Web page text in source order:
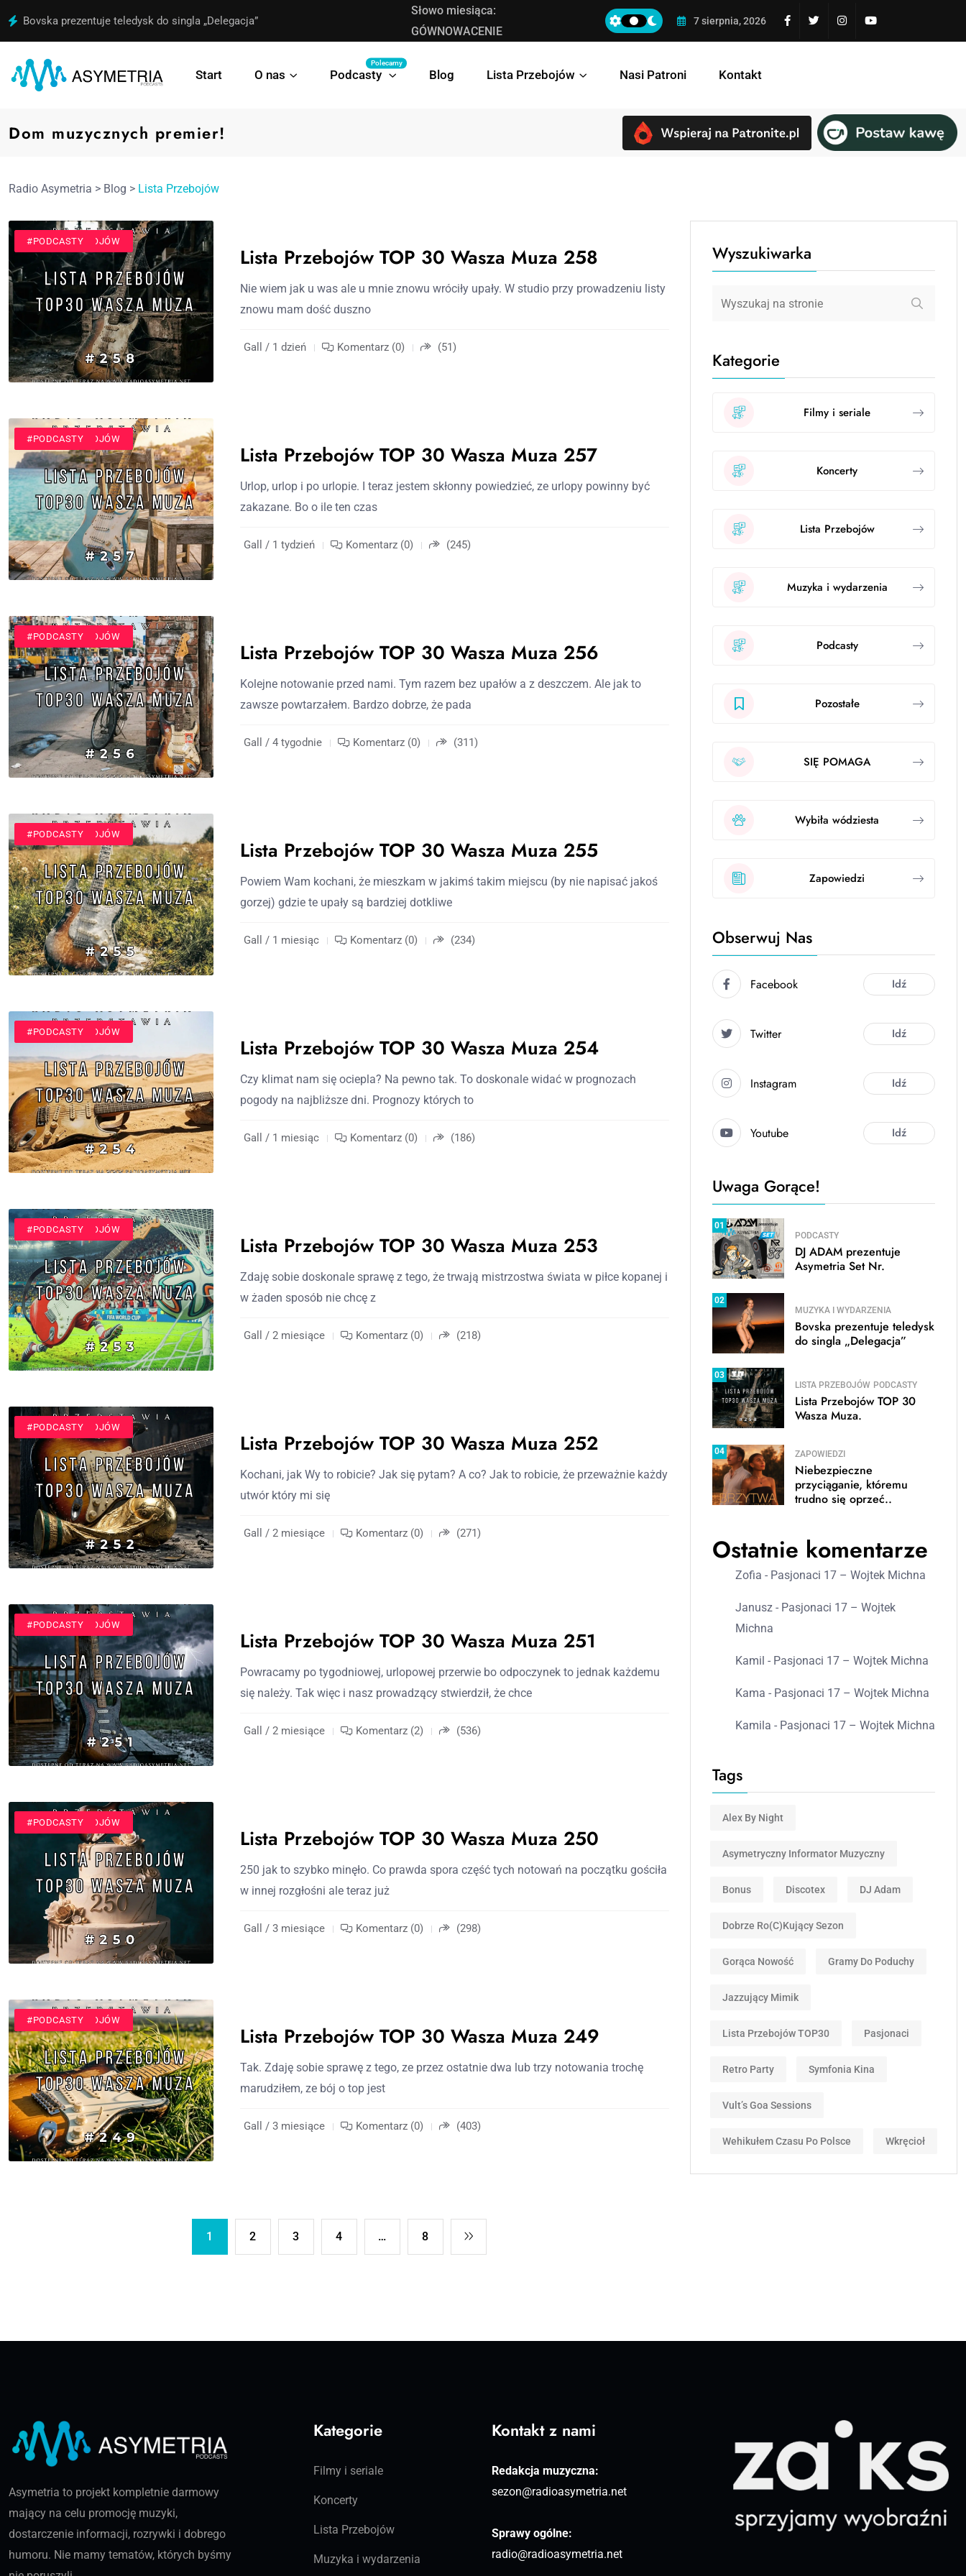
Bovska prezentuje teledysk do singla „Delegacja” Lista Przebojów TOP 30 Wasza Muza 258 Niebezpieczne
Słowo miesiąca:
GÓWNOWACENIE
7 sierpnia, 2026
Start O nas Podcasty
Polecamy
Blog Lista Przebojów Nasi Patroni Kontakt
Dom muzycznych premier!
Radio Asymetria > Blog > Lista Przebojów
#LISTA PRZEBOJÓW
#PODCASTY
Lista Przebojów TOP 30 Wasza Muza 258
Nie wiem jak u was ale u mnie znowu wróciły upały. W studio przy prowadzeniu listy
znowu mam dość duszno
Gall / 1 dzień Komentarz (0) (51)
#LISTA PRZEBOJÓW
#PODCASTY
Lista Przebojów TOP 30 Wasza Muza 257
Urlop, urlop i po urlopie. I teraz jestem skłonny powiedzieć, ze urlopy powinny być
zakazane. Bo o ile ten czas
Gall / 1 tydzień Komentarz (0) (245)
#LISTA PRZEBOJÓW
#PODCASTY
Lista Przebojów TOP 30 Wasza Muza 256
Kolejne notowanie przed nami. Tym razem bez upałów a z deszczem. Ale jak to
zawsze powtarzałem. Bardzo dobrze, że pada
Gall / 4 tygodnie Komentarz (0) (311)
#LISTA PRZEBOJÓW
#PODCASTY
Lista Przebojów TOP 30 Wasza Muza 255
Powiem Wam kochani, że mieszkam w jakimś takim miejscu (by nie napisać jakoś
gorzej) gdzie te upały są bardziej dotkliwe
Gall / 1 miesiąc Komentarz (0) (234)
#LISTA PRZEBOJÓW
#PODCASTY
Lista Przebojów TOP 30 Wasza Muza 254
Czy klimat nam się ociepla? Na pewno tak. To doskonale widać w prognozach
pogody na najbliższe dni. Prognozy których to
Gall / 1 miesiąc Komentarz (0) (186)
#LISTA PRZEBOJÓW
#PODCASTY
Lista Przebojów TOP 30 Wasza Muza 253
Zdaję sobie doskonale sprawę z tego, że trwają mistrzostwa świata w piłce kopanej i
w żaden sposób nie chcę z
Gall / 2 miesiące Komentarz (0) (218)
#LISTA PRZEBOJÓW
#PODCASTY
Lista Przebojów TOP 30 Wasza Muza 252
Kochani, jak Wy to robicie? Jak się pytam? A co? Jak to robicie, że przeważnie każdy
utwór który mi się
Gall / 2 miesiące Komentarz (0) (271)
#LISTA PRZEBOJÓW
#PODCASTY
Lista Przebojów TOP 30 Wasza Muza 251
Powracamy po tygodniowej, urlopowej przerwie bo odpoczynek to jednak każdemu
się należy. Tak więc i nasz prowadzący stwierdził, że chce
Gall / 2 miesiące Komentarz (2) (536)
#LISTA PRZEBOJÓW
#PODCASTY
Lista Przebojów TOP 30 Wasza Muza 250
250 jak to szybko minęło. Co prawda spora część tych notowań na początku gościła
w innej rozgłośni ale teraz już
Gall / 3 miesiące Komentarz (0) (298)
#LISTA PRZEBOJÓW
#PODCASTY
Lista Przebojów TOP 30 Wasza Muza 249
Tak. Zdaję sobie sprawę z tego, ze przez ostatnie dwa lub trzy notowania trochę
marudziłem, ze bój o top jest
Gall / 3 miesiące Komentarz (0) (403)
1 2 3 4 … 8
Wyszukiwarka
Kategorie
Filmy i seriale
Koncerty
Lista Przebojów
Muzyka i wydarzenia
Podcasty
Pozostałe
SIĘ POMAGA
Wybiła wódziesta
Zapowiedzi
Obserwuj Nas
Facebook Idź
Twitter Idź
Instagram Idź
Youtube Idź
Uwaga Gorące!
01
PODCASTY
DJ ADAM prezentuje
Asymetria Set Nr.
02
MUZYKA I WYDARZENIA
Bovska prezentuje teledysk
do singla „Delegacja”
03
LISTA PRZEBOJÓW PODCASTY
Lista Przebojów TOP 30
Wasza Muza.
04 ZAPOWIEDZI
Niebezpieczne
przyciąganie, któremu
trudno się oprzeć..
Ostatnie komentarze
Zofia - Pasjonaci 17 – Wojtek Michna
Janusz - Pasjonaci 17 – Wojtek
Michna
Kamil - Pasjonaci 17 – Wojtek Michna
Kama - Pasjonaci 17 – Wojtek Michna
Kamila - Pasjonaci 17 – Wojtek Michna
Tags
Alex By Night
Asymetryczny Informator Muzyczny
Bonus Discotex DJ Adam
Dobrze Ro(c)kujący Sezon
Gorąca Nowość Gramy Do Poduchy
Jazzujący Mimik
Lista Przebojów TOP30 Pasjonaci
Retro Party Symfonia Kina
Vult’s Goa Sessions
Wehikułem Czasu Po Polsce Wkręcioł
Asymetria to projekt kompletnie darmowy
mający na celu promocję muzyki,
dostarczenie informacji, rozrywki i dobrego
humoru. Nie mamy tematów, których byśmy
Kategorie
Filmy i seriale
Koncerty
Lista Przebojów
Muzyka i wydarzenia
Kontakt z nami
Redakcja muzyczna:
sezon@radioasymetria.net
Sprawy ogólne:
radio@radioasymetria.net